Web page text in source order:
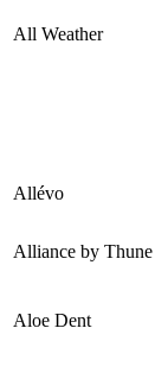
All Weather
Allévo
Alliance by Thune
Aloe Dent